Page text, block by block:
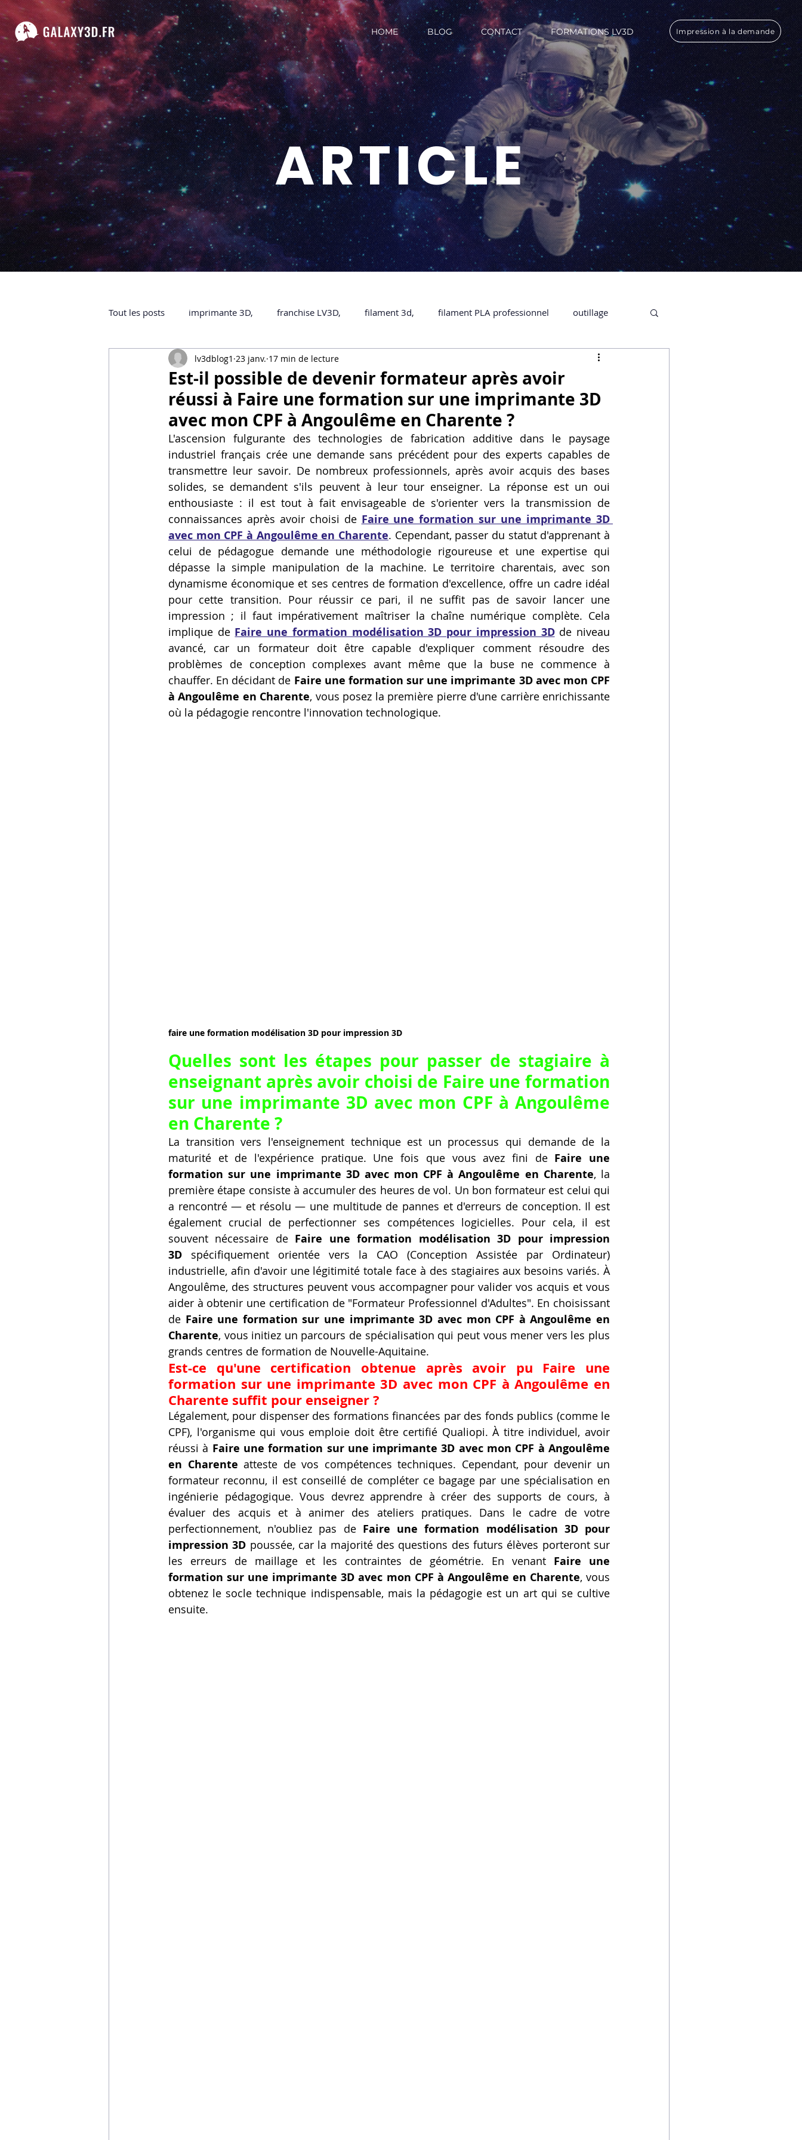
HOME BLOG CONTACT FORMATIONS LV3D Impression à la demande
ARTICLE
Tout les posts imprimante 3D, franchise LV3D, filament 3d, filament PLA professionnel outillage
impression 3D à la demande Accessoires
ARTILLERY 3D Formation impression 3D SCANNER 3D impression 3D
certifiée QUALIOPI Refaire une piece en 3D Formation 3D en ligne. Formation 3D CPF CREALITY,
Creality Hi combo Artillery M1 Pro Filament PLA Service administratif en ligne Secrétaire en Ligne
Vidéos sur l'impression 3D, Artillery M1 pro Creality HI combo Filament PETG
Formation impresssion 3D formation CPF
Est-il possible de devenir formateur après avoir
réussi à Faire une formation sur une imprimante 3D
avec mon CPF à Angoulême en Charente ?
lv3dblog1 23 janv. 17 min de lecture
L'ascension fulgurante des technologies de fabrication additive dans le paysage
industriel français crée une demande sans précédent pour des experts capables de
transmettre leur savoir. De nombreux professionnels, après avoir acquis des bases
solides, se demandent s'ils peuvent à leur tour enseigner. La réponse est un oui
enthousiaste : il est tout à fait envisageable de s'orienter vers la transmission de
connaissances après avoir choisi de Faire une formation sur une imprimante 3D
avec mon CPF à Angoulême en Charente. Cependant, passer du statut d'apprenant à
celui de pédagogue demande une méthodologie rigoureuse et une expertise qui
dépasse la simple manipulation de la machine. Le territoire charentais, avec son
dynamisme économique et ses centres de formation d'excellence, offre un cadre idéal
pour cette transition. Pour réussir ce pari, il ne suffit pas de savoir lancer une
impression ; il faut impérativement maîtriser la chaîne numérique complète. Cela
implique de Faire une formation modélisation 3D pour impression 3D de niveau
avancé, car un formateur doit être capable d'expliquer comment résoudre des
problèmes de conception complexes avant même que la buse ne commence à
chauffer. En décidant de Faire une formation sur une imprimante 3D avec mon CPF
à Angoulême en Charente, vous posez la première pierre d'une carrière enrichissante
où la pédagogie rencontre l'innovation technologique.
faire une formation modélisation 3D pour impression 3D
Quelles sont les étapes pour passer de stagiaire à
enseignant après avoir choisi de Faire une formation
sur une imprimante 3D avec mon CPF à Angoulême
en Charente ?
La transition vers l'enseignement technique est un processus qui demande de la
maturité et de l'expérience pratique. Une fois que vous avez fini de Faire une
formation sur une imprimante 3D avec mon CPF à Angoulême en Charente, la
première étape consiste à accumuler des heures de vol. Un bon formateur est celui qui
a rencontré — et résolu — une multitude de pannes et d'erreurs de conception. Il est
également crucial de perfectionner ses compétences logicielles. Pour cela, il est
souvent nécessaire de Faire une formation modélisation 3D pour impression
3D spécifiquement orientée vers la CAO (Conception Assistée par Ordinateur)
industrielle, afin d'avoir une légitimité totale face à des stagiaires aux besoins variés. À
Angoulême, des structures peuvent vous accompagner pour valider vos acquis et vous
aider à obtenir une certification de "Formateur Professionnel d'Adultes". En choisissant
de Faire une formation sur une imprimante 3D avec mon CPF à Angoulême en
Charente, vous initiez un parcours de spécialisation qui peut vous mener vers les plus
grands centres de formation de Nouvelle-Aquitaine.
Est-ce qu'une certification obtenue après avoir pu Faire une
formation sur une imprimante 3D avec mon CPF à Angoulême en
Charente suffit pour enseigner ?
Légalement, pour dispenser des formations financées par des fonds publics (comme le
CPF), l'organisme qui vous emploie doit être certifié Qualiopi. À titre individuel, avoir
réussi à Faire une formation sur une imprimante 3D avec mon CPF à Angoulême
en Charente atteste de vos compétences techniques. Cependant, pour devenir un
formateur reconnu, il est conseillé de compléter ce bagage par une spécialisation en
ingénierie pédagogique. Vous devrez apprendre à créer des supports de cours, à
évaluer des acquis et à animer des ateliers pratiques. Dans le cadre de votre
perfectionnement, n'oubliez pas de Faire une formation modélisation 3D pour
impression 3D poussée, car la majorité des questions des futurs élèves porteront sur
les erreurs de maillage et les contraintes de géométrie. En venant Faire une
formation sur une imprimante 3D avec mon CPF à Angoulême en Charente, vous
obtenez le socle technique indispensable, mais la pédagogie est un art qui se cultive
ensuite.